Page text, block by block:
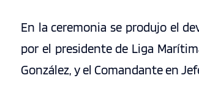
En la ceremonia se produjo el
por el presidente de Liga
González, y el Comandante en